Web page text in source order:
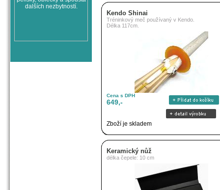
Kendo Shinai
Tréninkový meč používaný v Kendo.
Délka 117cm.
Cena s DPH
649,-
Zboží je skladem
Keramický nůž
délka čepele: 10 cm